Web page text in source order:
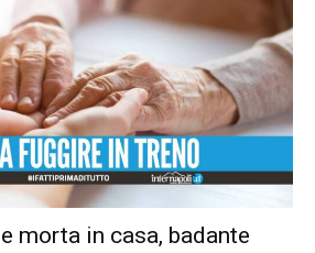
morta in casa, badante